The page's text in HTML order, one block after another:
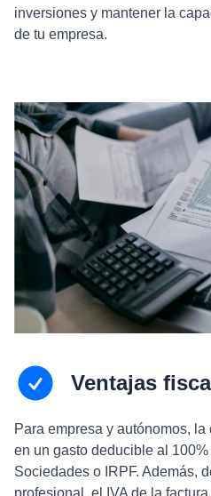
inversiones y mantener la
de tu empresa.
Ventajas
Para empresa y autónomos,
en un gasto deducible al
Sociedades o IRPF. Además,
profesional, el IVA de la